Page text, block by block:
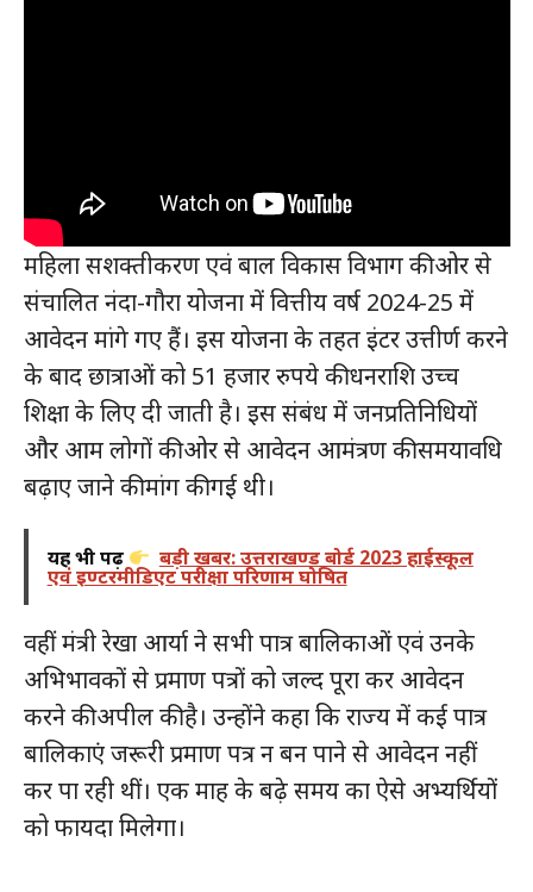
महिला सशक्तीकरण एवं बाल विकास विभाग की ओर से
संचालित नंदा-गौरा योजना में वित्तीय वर्ष 2024-25 में
आवेदन मांगे गए हैं। इस योजना के तहत इंटर उत्तीर्ण करने
के बाद छात्राओं को 51 हजार रुपये की धनराशि उच्च
शिक्षा के लिए दी जाती है। इस संबंध में जनप्रतिनिधियों
और आम लोगों की ओर से आवेदन आमंत्रण की समयावधि
बढ़ाए जाने की मांग की गई थी।
यह भी पढ़ें बड़ी खबर: उत्तराखण्ड बोर्ड 2023 हाईस्कूल
एवं इण्टरमीडिएट परीक्षा परिणाम घोषित
वहीं मंत्री रेखा आर्या ने सभी पात्र बालिकाओं एवं उनके
अभिभावकों से प्रमाण पत्रों को जल्द पूरा कर आवेदन
करने की अपील की है। उन्होंने कहा कि राज्य में कई पात्र
बालिकाएं जरूरी प्रमाण पत्र न बन पाने से आवेदन नहीं
कर पा रही थीं। एक माह के बढ़े समय का ऐसे अभ्यर्थियों
को फायदा मिलेगा।